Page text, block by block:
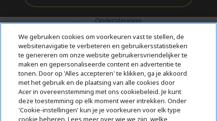
Gratis
bezorging
Ondersteuning
aankoop
Veilig
Betalen
© 2026 Acer Inc.
CPYou BV is de erkende reseller van de producten en diensten die
in deze winkel worden aangeboden.
We gebruiken cookies om voorkeuren vast te stellen, de
websitenavigatie te verbeteren en gebruikersstatistieken
te genereren om onze website gebruikersvriendelijker te
maken en gepersonaliseerde content en advertentie te
tonen. Door op 'Alles accepteren' te klikken, ga je akkoord
met het gebruik en de plaatsing van alle cookies door
Acer in overeenstemming met ons cookiebeleid. Je kunt
deze toestemming op elk moment weer intrekken. Onder
'Cookie-instellingen' kun je je voorkeuren voor elk type
cookie beheren. Lees meer over wie we zijn, welke